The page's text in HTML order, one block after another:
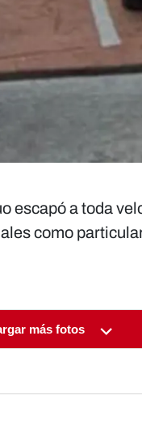
escapó a toda
como
más fotos